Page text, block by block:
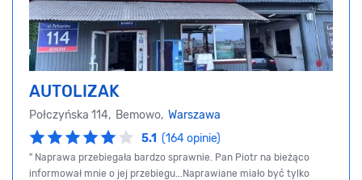
AUTOLIZAK
Połczyńska 114, Bemowo, Warszawa
5.1 (164 opinie)
" Naprawa przebiegała bardzo sprawnie. Pan Piotr na bieżąco
informował mnie o jej przebiegu...Naprawiane miało być tylko